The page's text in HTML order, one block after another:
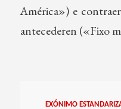
América») e
antecederen («Fixo
EXÓNIMO